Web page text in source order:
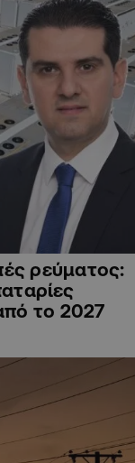
ρεύματος:
το 2027